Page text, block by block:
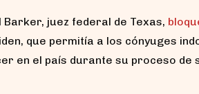
Barker, juez federal de Texas,
que permitía a los cónyuges
en el país durante su proceso de